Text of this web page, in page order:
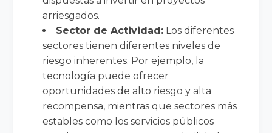
arriesgados.
Sector de Actividad: Los diferentes
sectores tienen diferentes niveles de
riesgo inherentes. Por ejemplo, la
tecnología puede ofrecer
oportunidades de alto riesgo y alta
recompensa, mientras que sectores más
estables como los servicios públicos